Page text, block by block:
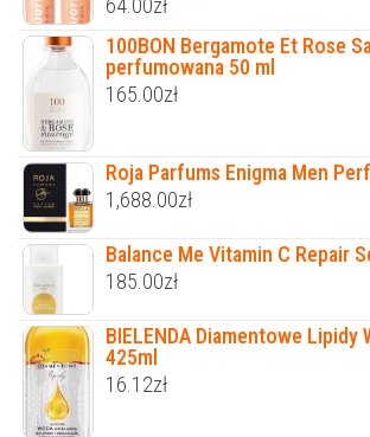
64.00zł
100BON Bergamote Et Rose
perfumowana 50 ml
165.00zł
Roja Parfums Enigma Men
1,688.00zł
Balance Me Vitamin C Repair
185.00zł
BIELENDA Diamentowe Lipidy
425ml
16.12zł